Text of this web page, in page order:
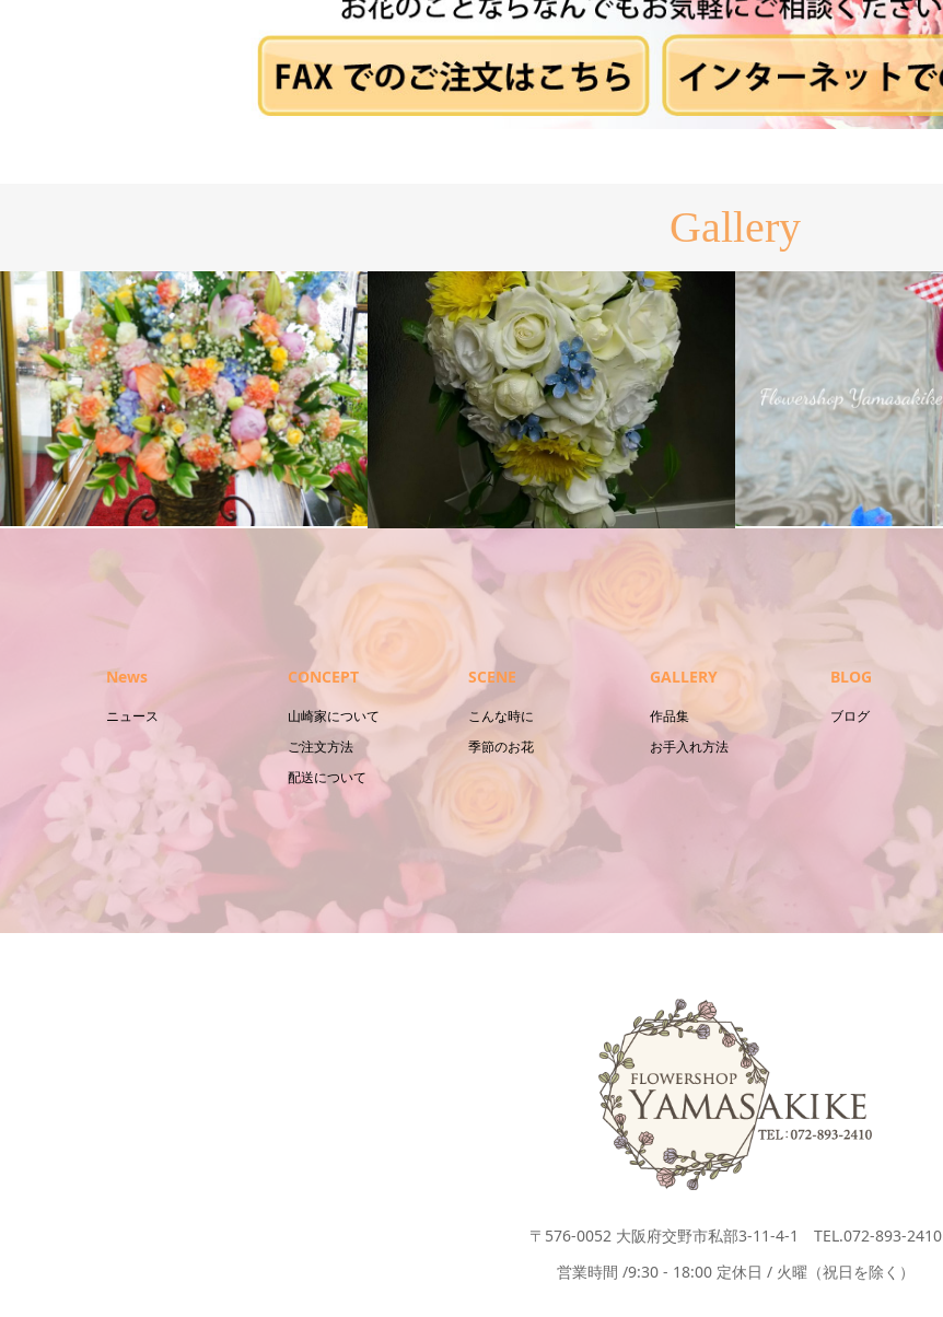
Gallery
ブライダルブーケ ハーバリウム
News
ニュース
CONCEPT
山崎家について
ご注文方法
配送について
SCENE
こんな時に
季節のお花
GALLERY
作品集
お手入れ方法
BLOG
ブログ
〒576-0052 大阪府交野市私部3-11-4-1 TEL.072-893-2410
営業時間 /9:30 - 18:00 定休日 / 火曜（祝日を除く）